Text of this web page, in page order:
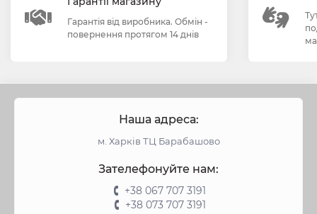
Гарантія від виробника. Обмін -
повернення протягом 14 днів
Наша адреса:
м. Харків ТЦ Барабашово
Зателефонуйте нам:
+38 067 707 3191
+38 073 707 3191